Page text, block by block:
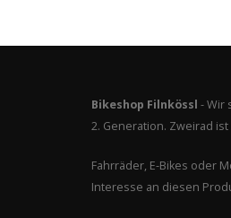
Bikeshop Filnkössl - Wir
2. Generation. Zweirad
Fahrräder, E-Bikes oder
Interesse an diesen